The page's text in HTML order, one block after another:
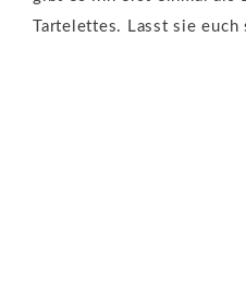
Tartelettes. Lasst sie euch